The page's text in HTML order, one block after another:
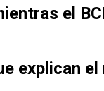
el
explican